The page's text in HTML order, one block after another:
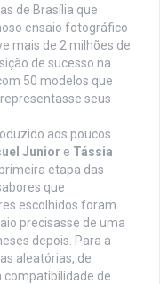
de Brasília que
ensaio fotográfico
mais de 2 milhões de
de sucesso na
50 modelos que
seus
aos poucos.
Junior e Tássia
etapa das
que
escolhidos foram
precisasse de uma
depois. Para a
aleatórias, de
compatibilidade de